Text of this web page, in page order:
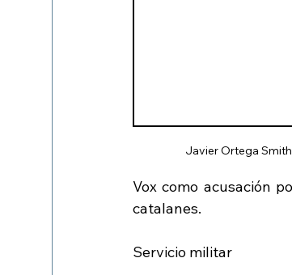
Javier Ortega Smith
Vox como acusación
catalanes.
Servicio militar